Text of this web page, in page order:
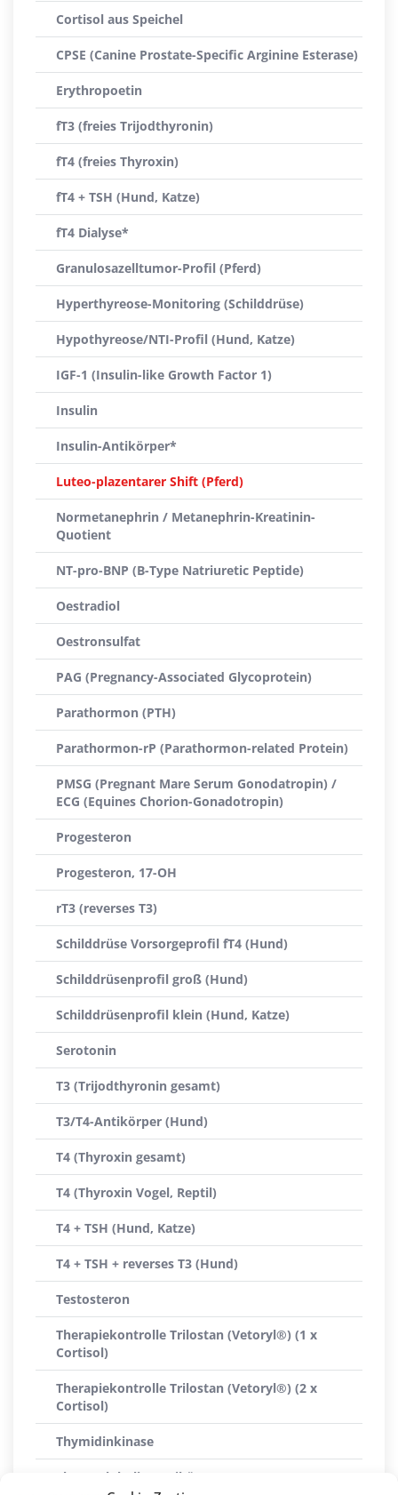
Cortisol aus Speichel
CPSE (Canine Prostate-Specific Arginine Esterase)
Erythropoetin
fT3 (freies Trijodthyronin)
fT4 (freies Thyroxin)
fT4 + TSH (Hund, Katze)
fT4 Dialyse*
Granulosazelltumor-Profil (Pferd)
Hyperthyreose-Monitoring (Schilddrüse)
Hypothyreose/NTI-Profil (Hund, Katze)
IGF-1 (Insulin-like Growth Factor 1)
Insulin
Insulin-Antikörper*
Luteo-plazentarer Shift (Pferd)
Normetanephrin / Metanephrin-Kreatinin-
Quotient
NT-pro-BNP (B-Type Natriuretic Peptide)
Oestradiol
Oestronsulfat
PAG (Pregnancy-Associated Glycoprotein)
Parathormon (PTH)
Parathormon-rP (Parathormon-related Protein)
PMSG (Pregnant Mare Serum Gonodatropin) /
ECG (Equines Chorion-Gonadotropin)
Progesteron
Progesteron, 17-OH
rT3 (reverses T3)
Schilddrüse Vorsorgeprofil fT4 (Hund)
Schilddrüsenprofil groß (Hund)
Schilddrüsenprofil klein (Hund, Katze)
Serotonin
T3 (Trijodthyronin gesamt)
T3/T4-Antikörper (Hund)
T4 (Thyroxin gesamt)
T4 (Thyroxin Vogel, Reptil)
T4 + TSH (Hund, Katze)
T4 + TSH + reverses T3 (Hund)
Testosteron
Therapiekontrolle Trilostan (Vetoryl®) (1 x
Cortisol)
Therapiekontrolle Trilostan (Vetoryl®) (2 x
Cortisol)
Thymidinkinase
Thyreoglobulin-Antikörper (ATG)